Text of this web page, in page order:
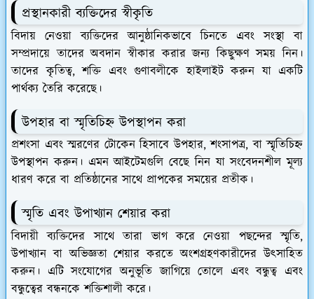
প্রস্থানকারী ব্যক্তিদের স্বীকৃতি
বিদায় নেওয়া ব্যক্তিদের আনুষ্ঠানিকভাবে চিনতে এবং সংস্থা বা
সম্প্রদায়ে তাদের অবদান স্বীকার করার জন্য কিছুক্ষণ সময় নিন।
তাদের কৃতিত্ব, শক্তি এবং গুণাবলীকে হাইলাইট করুন যা একটি
পার্থক্য তৈরি করেছে।
উপহার বা স্মৃতিচিহ্ন উপস্থাপন করা
প্রশংসা এবং স্মরণের টোকেন হিসাবে উপহার, শংসাপত্র, বা স্মৃতিচিহ্ন
উপস্থাপন করুন। এমন আইটেমগুলি বেছে নিন যা সংবেদনশীল মূল্য
ধারণ করে বা প্রতিষ্ঠানের সাথে প্রাপকের সময়ের প্রতীক।
স্মৃতি এবং উপাখ্যান শেয়ার করা
বিদায়ী ব্যক্তিদের সাথে তারা ভাগ করে নেওয়া পছন্দের স্মৃতি,
উপাখ্যান বা অভিজ্ঞতা শেয়ার করতে অংশগ্রহণকারীদের উত্সাহিত
করুন। এটি সংযোগের অনুভূতি জাগিয়ে তোলে এবং বন্ধুত্ব এবং
বন্ধুত্বের বন্ধনকে শক্তিশালী করে।